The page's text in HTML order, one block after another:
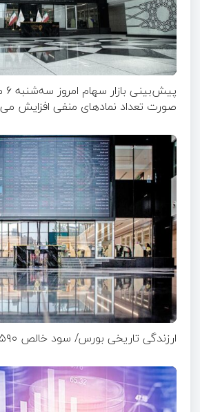
صورت تعداد نماد‌های منفی افزایش
ارزندگی تاریخی بورس/ سود خالص ۵۹۰ همتی در بهار